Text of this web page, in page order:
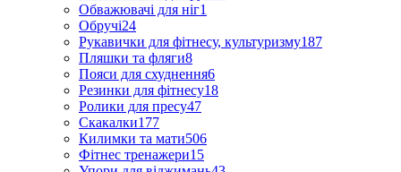
Обважювачі для ніг1
Обручі24
Рукавички для фітнесу, культуризму187
Пляшки та фляги8
Пояси для схуднення6
Резинки для фітнесу18
Ролики для пресу47
Скакалки177
Килимки та мати506
Фітнес тренажери15